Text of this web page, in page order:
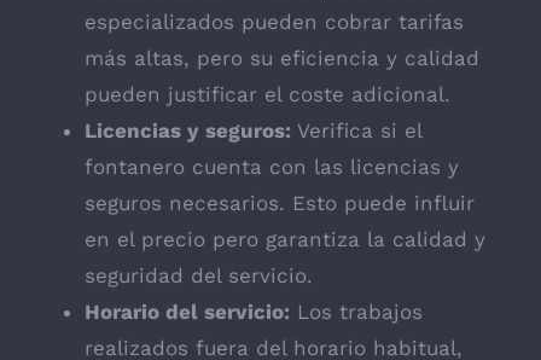
especializados pueden cobrar tarifas
más altas, pero su eficiencia y calidad
pueden justificar el coste adicional.
Licencias y seguros: Verifica si el
fontanero cuenta con las licencias y
seguros necesarios. Esto puede influir
en el precio pero garantiza la calidad y
seguridad del servicio.
Horario del servicio: Los trabajos
realizados fuera del horario habitual,